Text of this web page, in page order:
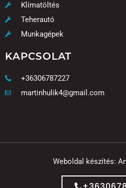
Klímatöltés
Teherautó
Munkagépek
KAPCSOLAT
+36306787227
martinhulik4@gmail.com
Weboldal készítés:
F
a